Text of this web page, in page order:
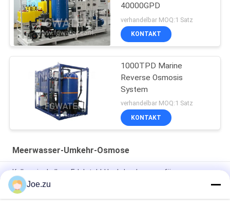
40000GPD
verhandelbar MOQ:1 Satz
KONTAKT
1000TPD Marine
Reverse Osmosis
System
verhandelbar MOQ:1 Satz
KONTAKT
Meerwasser-Umkehr-Osmose
Kolbenringkolben-Edelstahl-Hochdruckpumpe für
Meerwasser-Umkehr-Osmose
380GPD Meerwasser-Umkehr-Osmose-Entsalzen-System
Joe.zu